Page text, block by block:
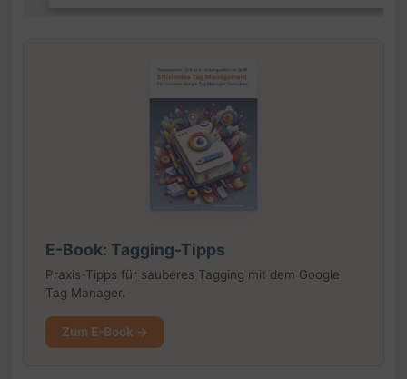
E-Book: Tagging-Tipps
Praxis-Tipps für sauberes Tagging mit dem Google
Tag Manager.
Zum E-Book →